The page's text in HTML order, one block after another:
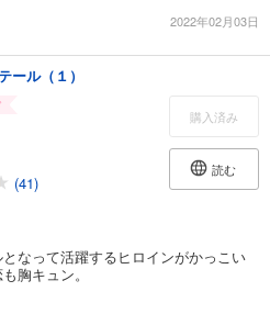
2022年02月03日
ール（１）
(41)
購入済み
読む
なって活躍するヒロインがかっこい
胸キュン。